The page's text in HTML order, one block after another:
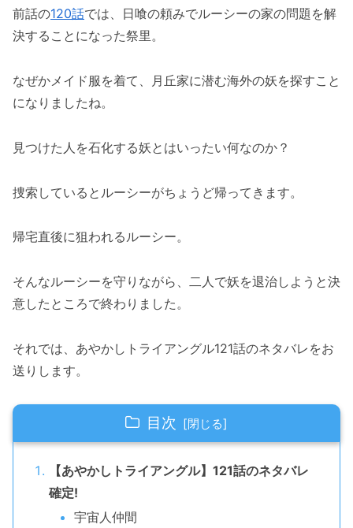
前話の120話では、日喰の頼みでルーシーの家の問題を解
決することになった祭里。
なぜかメイド服を着て、月丘家に潜む海外の妖を探すこと
になりましたね。
見つけた人を石化する妖とはいったい何なのか？
捜索しているとルーシーがちょうど帰ってきます。
帰宅直後に狙われるルーシー。
そんなルーシーを守りながら、二人で妖を退治しようと決
意したところで終わりました。
それでは、あやかしトライアングル121話のネタバレをお
送りします。
目次
【あやかしトライアングル】121話のネタバレ
確定!
宇宙人仲間